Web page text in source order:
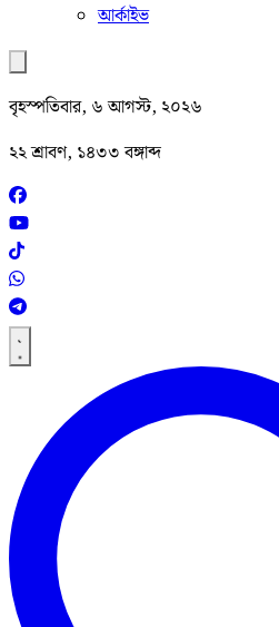
আর্কাইভ
বৃহস্পতিবার, ৬ আগস্ট, ২০২৬
২২ শ্রাবণ, ১৪৩৩ বঙ্গাব্দ